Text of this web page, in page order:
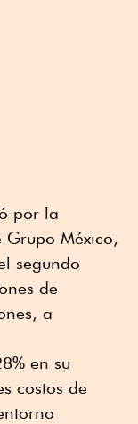
por la
México,
segundo
de
a
en su
costos de